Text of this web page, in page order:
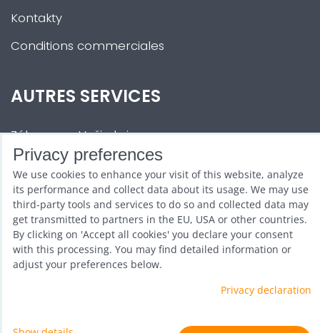
Kontakty
Conditions commerciales
AUTRES SERVICES
Zábava na Vaši akci
Půjčovna
Promotéři
Kurzy a setkání
Velkoobchod
Nabídka práce
Privacy preferences
We use cookies to enhance your visit of this website, analyze
its performance and collect data about its usage. We may use
third-party tools and services to do so and collected data may
get transmitted to partners in the EU, USA or other countries.
By clicking on 'Accept all cookies' you declare your consent
with this processing. You may find detailed information or
adjust your preferences below.
Privacy declaration